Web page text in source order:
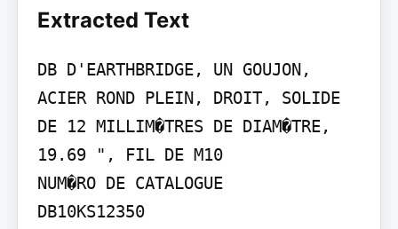
Extracted Text
DB D'EARTHBRIDGE, UN GOUJON,
ACIER ROND PLEIN, DROIT, SOLIDE
DE 12 MILLIM�TRES DE DIAM�TRE,
19.69 ", FIL DE M10
NUM�RO DE CATALOGUE
DB10KS12350